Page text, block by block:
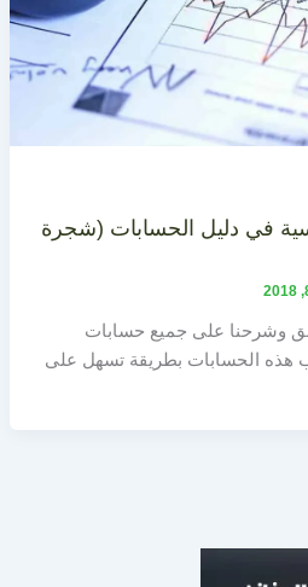
في دليل الحسابات (شجرة
وشرحنا على جميع حسابات
هذه الحسابات بطريقة تسهل على